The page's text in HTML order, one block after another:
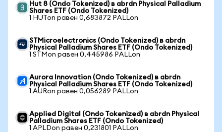
Hut 8 (Ondo Tokenized) в abrdn Physical Palladium
Shares ETF (Ondo Tokenized)
1 HUTon равен 0,683872 PALLon
STMicroelectronics (Ondo Tokenized) в abrdn
Physical Palladium Shares ETF (Ondo Tokenized)
1 STMon равен 0,445986 PALLon
Aurora Innovation (Ondo Tokenized) в abrdn
Physical Palladium Shares ETF (Ondo Tokenized)
1 AURon равен 0,056289 PALLon
Applied Digital (Ondo Tokenized) в abrdn Physical
Palladium Shares ETF (Ondo Tokenized)
1 APLDon равен 0,231801 PALLon